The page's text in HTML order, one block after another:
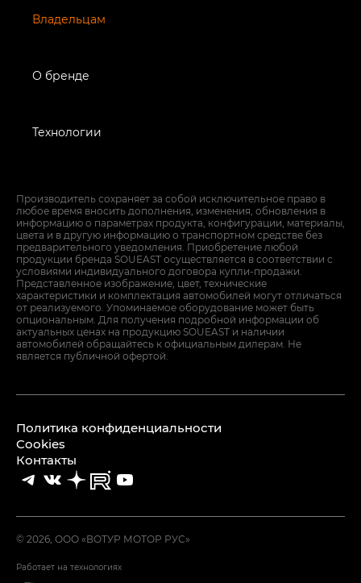
Владельцам
О бренде
Технологии
Производитель сохраняет за собой исключительное право в
любое время вносить дополнения, изменения, обновления в
информацию о параметрах продукта, конфигурации, материалы,
цвета и в другую информацию о транспортном средстве без
предварительного уведомления. Приобретение любой
продукции бренда SOUEAST осуществляется в соответствии с
условиями индивидуального договора купли-продажи.
Представленное изображение, цвет, технические
характеристики и комплектация автомобилей могут отличаться
от реализуемого. Упоминаемое оборудование может быть
опциональным. Для получения подробной информации об
актуальных ценах на продукцию SOUEAST и наличии
автомобилей обращайтесь к официальным дилерам. Не
является публичной офертой.
© 2026, ООО «ВОТУР МОТОР РУС»
Политика конфиденциальности
Cookies
Контакты
Работает на технологиях